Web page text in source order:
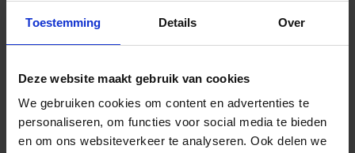
Toestemming Details Over
Deze website maakt gebruik van cookies
We gebruiken cookies om content en advertenties te
personaliseren, om functies voor social media te bieden
en om ons websiteverkeer te analyseren. Ook delen we
verkooppunt.